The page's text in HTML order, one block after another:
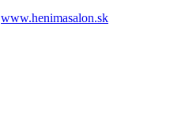
www.henimasalon.sk